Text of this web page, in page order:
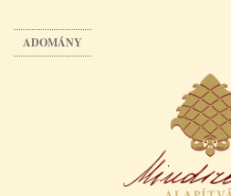
tartalomra
ADOMÁNY